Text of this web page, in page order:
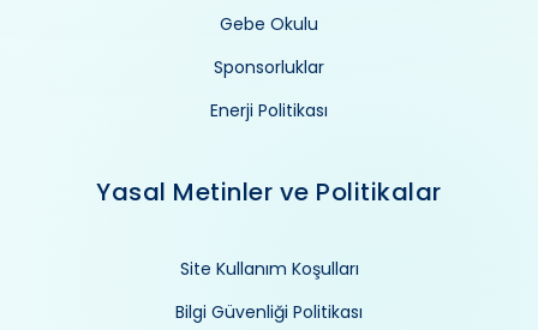
Gebe Okulu
Sponsorluklar
Enerji Politikası
Yasal Metinler ve Politikalar
Site Kullanım Koşulları
Bilgi Güvenliği Politikası